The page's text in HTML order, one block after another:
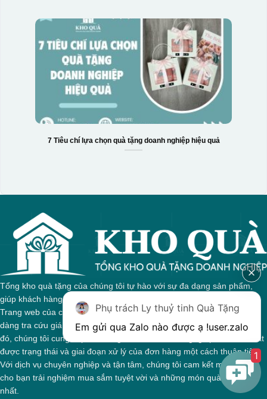
7 Tiêu chí lựa chọn quà tặng doanh nghiệp hiệu quả
Tổng kho quà tặng của chúng tôi tự hào với sự đa dạng sản phẩm,
giúp khách hàng dễ dàng tìm kiếm quà tặng phù hợp cho mọi dịp.
Trang web của chúng tôi được thiết kế trực quan, cho phép bạn dễ
dàng tra cứu giá cả và thông tin chi tiết về từng sản phẩm. Bên cạnh
đó, chúng tôi cung cấp hệ thống theo dõi đơn hàng, giúp bạn nắm bắt
được trạng thái và giai đoạn xử lý của đơn hàng một cách thuận tiện.
Với dịch vụ chuyên nghiệp và tận tâm, chúng tôi cam kết mang đến
cho bạn trải nghiệm mua sắm tuyệt vời và những món quà ý nghĩa
nhất.
Phụ trách Ly thuỷ tinh Quà Tặng
Em gửi qua Zalo nào được ạ !user.zalo
1